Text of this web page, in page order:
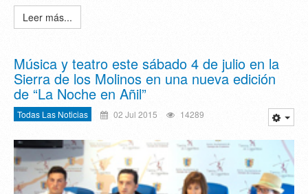
Leer más...
Música y teatro este sábado 4 de julio en la
Sierra de los Molinos en una nueva edición
de “La Noche en Añil”
Todas Las Noticias 02 Jul 2015 14289